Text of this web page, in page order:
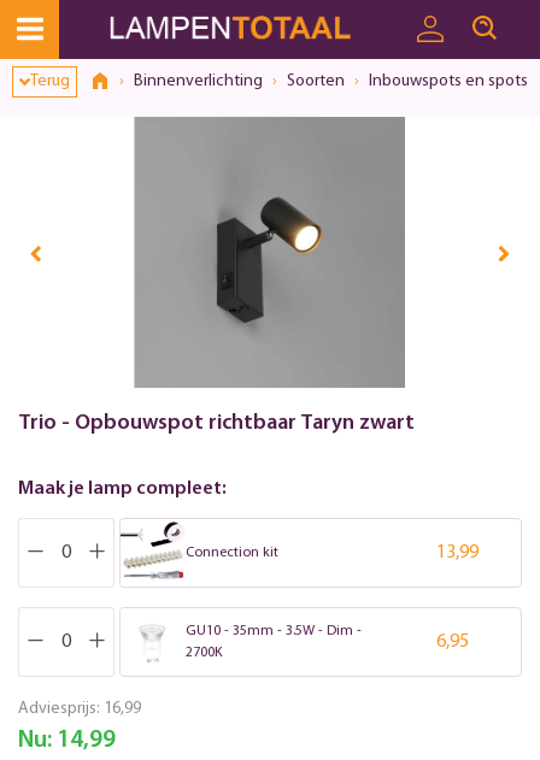
Terug Binnenverlichting Soorten Inbouwspots en spots
Trio - Opbouwspot richtbaar Taryn zwart
Maak je lamp compleet:
Connection kit 13,99
GU10 - 35mm - 3.5W - Dim -
2700K
6,95
Adviesprijs: 16,99
Nu: 14,99